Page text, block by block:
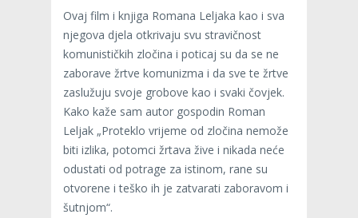
Ovaj film i knjiga Romana Leljaka kao i sva
njegova djela otkrivaju svu stravičnost
komunističkih zločina i poticaj su da se ne
zaborave žrtve komunizma i da sve te žrtve
zaslužuju svoje grobove kao i svaki čovjek.
Kako kaže sam autor gospodin Roman
Leljak „Proteklo vrijeme od zločina nemože
biti izlika, potomci žrtava žive i nikada neće
odustati od potrage za istinom, rane su
otvorene i teško ih je zatvarati zaboravom i
šutnjom“.